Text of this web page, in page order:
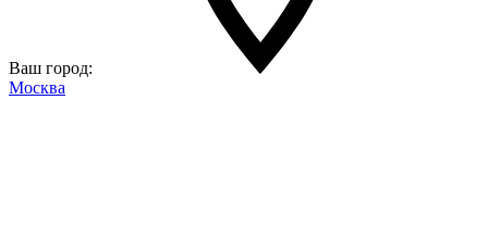
Ваш город:
Москва